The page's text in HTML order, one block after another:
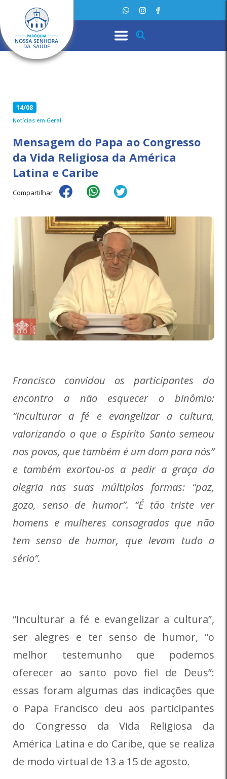
14/08
Notícias em Geral
Mensagem do Papa ao Congresso
da Vida Religiosa da América
Latina e Caribe
Compartilhar
Francisco convidou os participantes do
encontro a não esquecer o binômio:
“inculturar a fé e evangelizar a cultura,
valorizando o que o Espírito Santo semeou
nos povos, que também é um dom para nós”
e também exortou-os a pedir a graça da
alegria nas suas múltiplas formas: “paz,
gozo, senso de humor”. “É tão triste ver
homens e mulheres consagrados que não
tem senso de humor, que levam tudo a
sério”.
“Inculturar a fé e evangelizar a cultura”,
ser alegres e ter senso de humor, “o
melhor testemunho que podemos
oferecer ao santo povo fiel de Deus”:
essas foram algumas das indicações que
o Papa Francisco deu aos participantes
do
Congresso da Vida Religiosa da
América Latina e do Caribe, que se realiza
de modo virtual de 13 a 15 de agosto.